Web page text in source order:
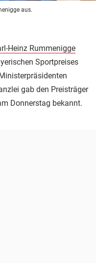
aus.
Heinz Rummenigge
Sportpreises
gab den Preisträger
Donnerstag bekannt.